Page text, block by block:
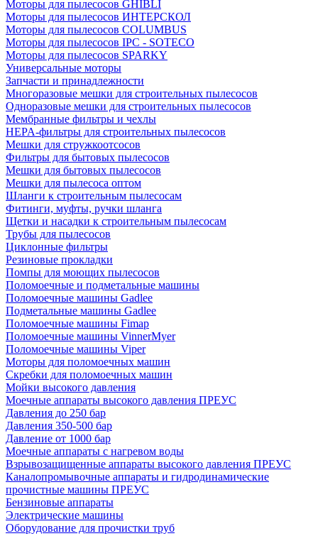
Моторы для пылесосов GHIBLI
Моторы для пылесосов ИНТЕРСКОЛ
Моторы для пылесосов COLUMBUS
Моторы для пылесосов IPC - SOTECO
Моторы для пылесосов SPARKY
Универсальные моторы
Запчасти и принадлежности
Многоразовые мешки для строительных пылесосов
Одноразовые мешки для строительных пылесосов
Мембранные фильтры и чехлы
HEPA-фильтры для строительных пылесосов
Мешки для стружкоотсосов
Фильтры для бытовых пылесосов
Мешки для бытовых пылесосов
Мешки для пылесоса оптом
Шланги к строительным пылесосам
Фитинги, муфты, ручки шланга
Щетки и насадки к строительным пылесосам
Трубы для пылесосов
Циклонные фильтры
Резиновые прокладки
Помпы для моющих пылесосов
Поломоечные и подметальные машины
Поломоечные машины Gadlee
Подметальные машины Gadlee
Поломоечные машины Fimap
Поломоечные машины VinnerMyer
Поломоечные машины Viper
Моторы для поломоечных машин
Скребки для поломоечных машин
Мойки высокого давления
Моечные аппараты высокого давления ПРЕУС
Давления до 250 бар
Давления 350-500 бар
Давление от 1000 бар
Моечные аппараты с нагревом воды
Взрывозащищенные аппараты высокого давления ПРЕУС
Каналопромывочные аппараты и гидродинамические
прочистные машины ПРЕУС
Бензиновые аппараты
Электрические машины
Оборудование для прочистки труб